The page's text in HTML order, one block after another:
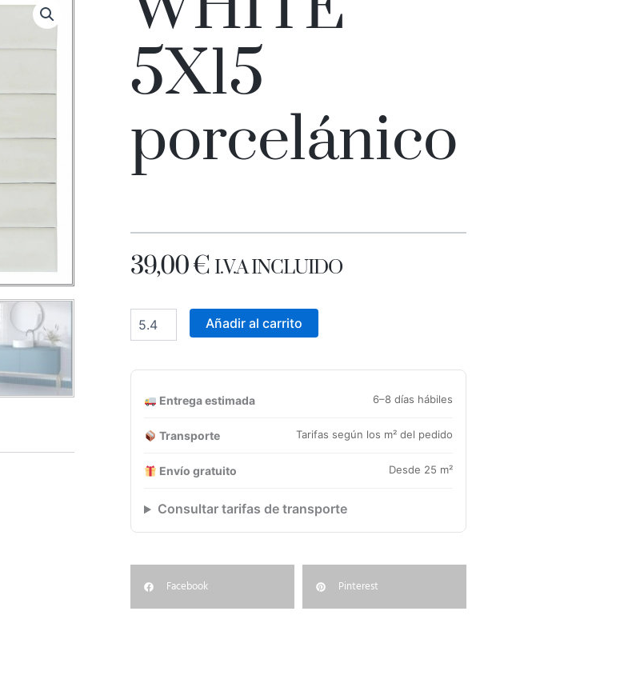
5X15
porcelánico
39,00€ I.V.A INCLUIDO
ALTEA
WHITE
5X15
cantidad
Añadir al carrito
Entrega estimada 6–8 días hábiles
Transporte Tarifas según los m² del pedido
Envío gratuito Desde 25 m²
Consultar tarifas de transporte
Facebook Pinterest